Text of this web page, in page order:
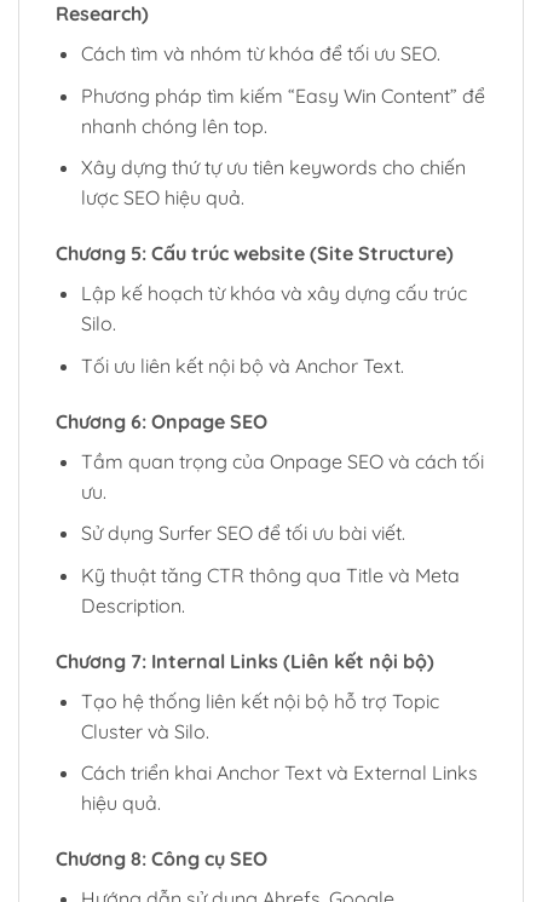
Research)
Cách tìm và nhóm từ khóa để tối ưu SEO.
Phương pháp tìm kiếm “Easy Win Content” để
nhanh chóng lên top.
Xây dựng thứ tự ưu tiên keywords cho chiến
lược SEO hiệu quả.
Chương 5: Cấu trúc website (Site Structure)
Lập kế hoạch từ khóa và xây dựng cấu trúc
Silo.
Tối ưu liên kết nội bộ và Anchor Text.
Chương 6: Onpage SEO
Tầm quan trọng của Onpage SEO và cách tối
ưu.
Sử dụng Surfer SEO để tối ưu bài viết.
Kỹ thuật tăng CTR thông qua Title và Meta
Description.
Chương 7: Internal Links (Liên kết nội bộ)
Tạo hệ thống liên kết nội bộ hỗ trợ Topic
Cluster và Silo.
Cách triển khai Anchor Text và External Links
hiệu quả.
Chương 8: Công cụ SEO